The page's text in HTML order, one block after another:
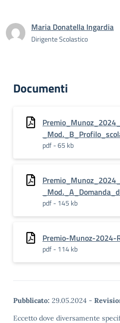
Maria Donatella Ingardia
Dirigente Scolastico
Documenti
pdf - 65 kb
pdf - 145 kb
Premio-Munoz-2024-
pdf - 114 kb
Pubblicato: 29.05.2024 -
Eccetto dove diversamente